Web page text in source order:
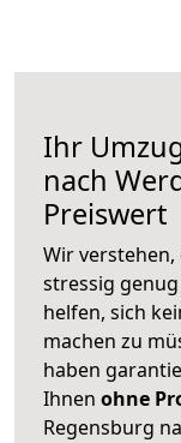
Ihr
nach
Preiswert
Wir verstehen,
stressig
helfen, sich
machen zu
haben
Ihnen ohne
Regensburg